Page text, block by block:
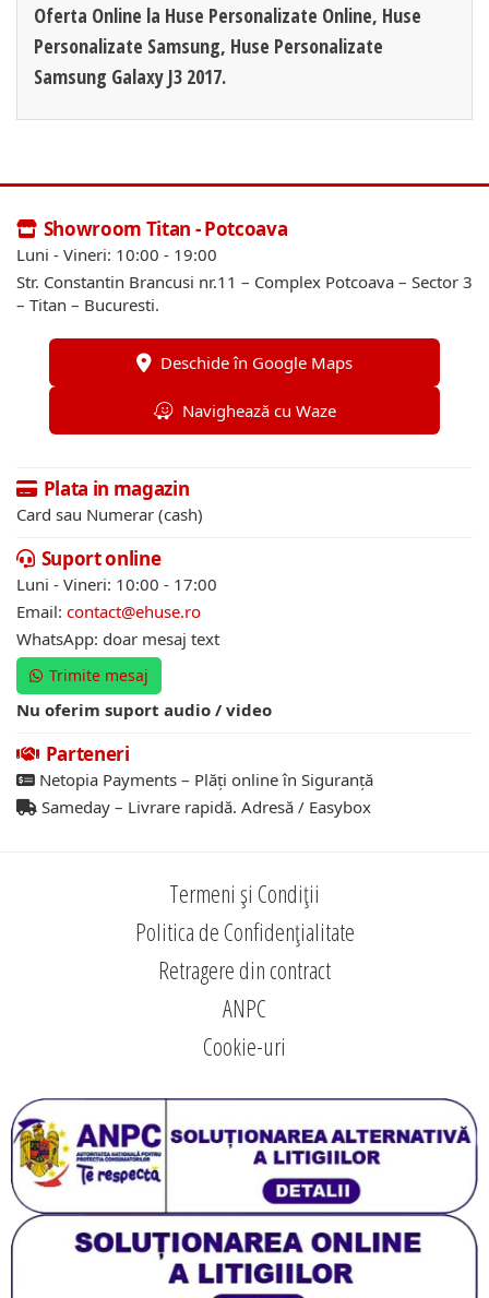
Oferta Online la Huse Personalizate Online, Huse
Personalizate Samsung, Huse Personalizate
Samsung Galaxy J3 2017.
Showroom Titan - Potcoava
Luni - Vineri: 10:00 - 19:00
Str. Constantin Brancusi nr.11 – Complex Potcoava – Sector 3
– Titan – Bucuresti.
Deschide în Google Maps
Navighează cu Waze
Plata in magazin
Card sau Numerar (cash)
Suport online
Luni - Vineri: 10:00 - 17:00
Email: contact@ehuse.ro
WhatsApp: doar mesaj text
Trimite mesaj
Nu oferim suport audio / video
Parteneri
Netopia Payments – Plăți online în Siguranță
Sameday – Livrare rapidă. Adresă / Easybox
Termeni și Condiții
Politica de Confidențialitate
Retragere din contract
ANPC
Cookie-uri